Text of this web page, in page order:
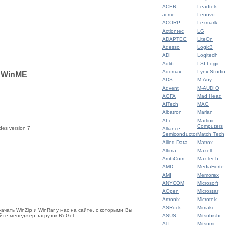
version 7
WinZip и WinRar у нас на сайте, с которыми Вы
менеджер загрузок ReGet.
ACER
acme
ACORP
Actiontec
ADAPTEC
Adesso
ADI
Adlib
Adomax
ADS
Advent
AGFA
AITech
Albatron
ALi
Alliance
Semiconductor
Allied Data
Altima
AmbiCom
AMD
AMI
ANYCOM
AOpen
Artronix
ASRock
ASUS
ATI
Leadtek
Lenovo
Lexmark
LG
LiteOn
Logic3
Logitech
LSI Logic
Lynx Studio
M-Any
M-AUDIO
Mad Head
MAG
Marian
Martinic
Computers
Match Tech
Matrox
Maxell
MaxTech
MediaForte
Memorex
Microsoft
Microstar
Microtek
Mimaki
Mitsubishi
Mitsumi